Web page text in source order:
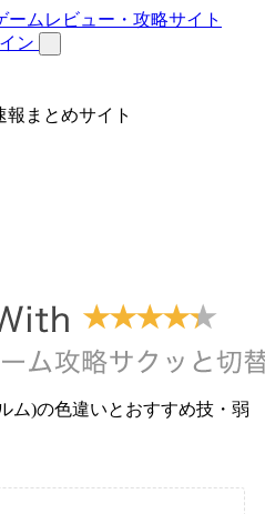
ン
報まとめサイト
ム)の色違いとおすすめ技・弱